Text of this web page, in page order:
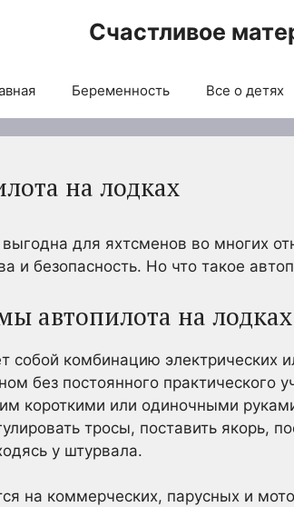
Счастливое
Беременность Все о детях
на лодках
для яхтсменов во многих
и безопасность. Но что такое
автопилота на лодках
собой комбинацию электрических
без постоянного практического
короткими или одиночными
тросы, поставить якорь,
у штурвала.
на коммерческих, парусных и